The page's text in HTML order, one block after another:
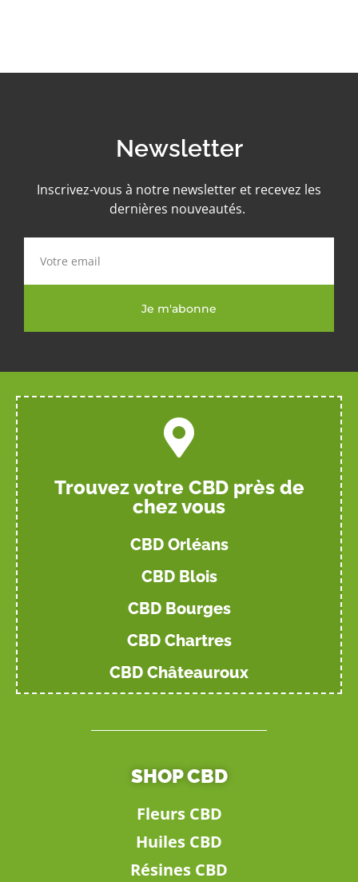
Newsletter
Inscrivez-vous à notre newsletter et recevez les
dernières nouveautés.
Je m'abonne
Trouvez votre CBD près de
chez vous
CBD Orléans
CBD Blois
CBD Bourges
CBD Chartres
CBD Châteauroux
SHOP CBD
Fleurs CBD
Huiles CBD
Résines CBD